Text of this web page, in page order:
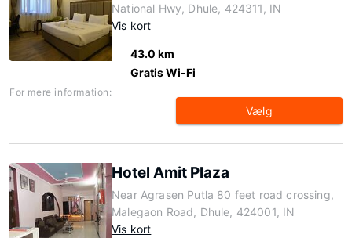
National Hwy, Dhule, 424311, IN
Vis kort
43.0 km
Gratis Wi-Fi
For mere information:
Vælg
Hotel Amit Plaza
Near Agrasen Putla 80 feet road crossing,
Malegaon Road, Dhule, 424001, IN
Vis kort